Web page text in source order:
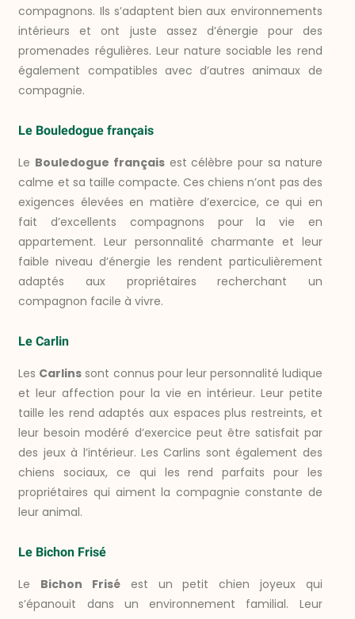
compagnons. Ils s’adaptent bien aux environnements
intérieurs et ont juste assez d’énergie pour des
promenades régulières. Leur nature sociable les rend
également compatibles avec d’autres animaux de
compagnie.
Le Bouledogue français
Le Bouledogue françaisest célèbre pour sa nature
calme et sa taille compacte. Ces chiens n’ont pas des
exigences élevées en matière d’exercice, ce qui en
fait d’excellents compagnons pour la vie en
appartement. Leur personnalité charmante et leur
faible niveau d’énergie les rendent particulièrement
adaptés aux propriétaires recherchant un
compagnon facile à vivre.
Le Carlin
Les Carlins sont connus pour leur personnalité ludique
et leur affection pour la vie en intérieur. Leur petite
taille les rend adaptés aux espaces plus restreints, et
leur besoin modéré d’exercice peut être satisfait par
des jeux à l’intérieur. Les Carlins sont également des
chiens sociaux, ce qui les rend parfaits pour les
propriétaires qui aiment la compagnie constante de
leur animal.
Le Bichon Frisé
Le Bichon Frisé est un petit chien joyeux qui
s’épanouit dans un environnement familial. Leur